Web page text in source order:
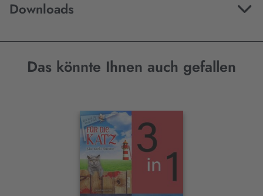
Downloads
Das könnte Ihnen auch gefallen
Interaktives